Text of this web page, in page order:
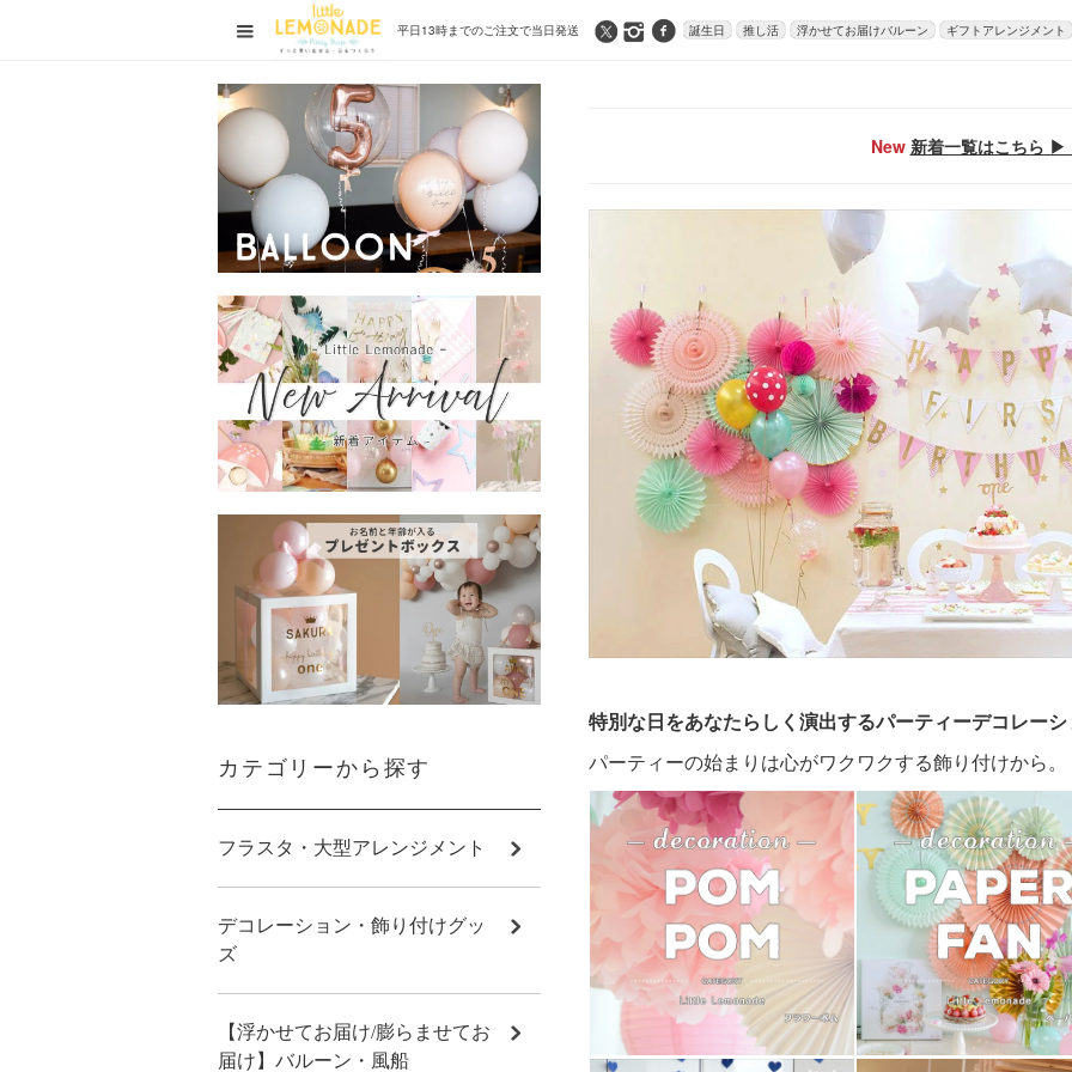
平日13時までのご注文で当日発送 誕生日 推し活 浮かせてお届けバルーン ギフトアレンジメント
New 新着一覧はこちら
特別な日をあなたらしく演出するパーティーデコレーシ
パーティーの始まりは心がワクワクする飾り付けから。
カテゴリーから探す
フラスタ・大型アレンジメント
デコレーション・飾り付けグッ
ズ
【浮かせてお届け/膨らませてお
届け】バルーン・風船